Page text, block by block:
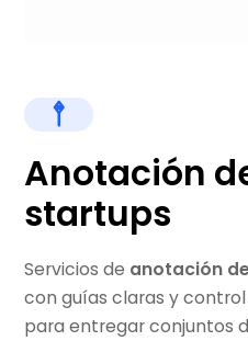
Anotación
startups
Servicios de anotación
con guías claras y
para entregar conjuntos